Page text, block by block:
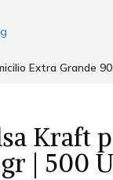
Extra Grande
Kraft
| 500